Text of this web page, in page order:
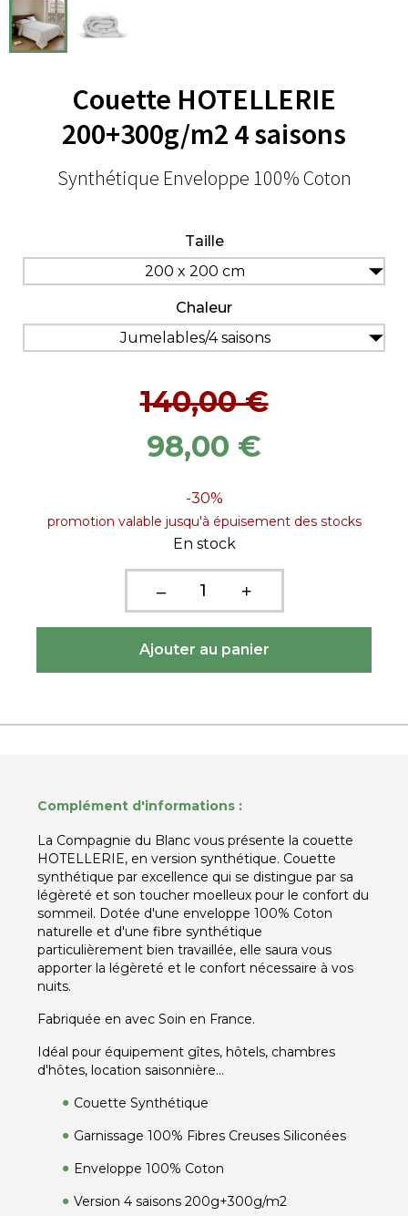
Couette HOTELLERIE
200+300g/m2 4 saisons
Synthétique Enveloppe 100% Coton
Taille
200 x 200 cm
Chaleur
Jumelables/4 saisons
140,00 €
98,00 €
-30%
promotion valable jusqu'à épuisement des stocks
En stock
Complément d'informations :
La Compagnie du Blanc vous présente la couette
HOTELLERIE, en version synthétique. Couette
synthétique par excellence qui se distingue par sa
légèreté et son toucher moelleux pour le confort du
sommeil. Dotée d'une enveloppe 100% Coton
naturelle et d'une fibre synthétique
particulièrement bien travaillée, elle saura vous
apporter la légèreté et le confort nécessaire à vos
nuits.
Fabriquée en avec Soin en France.
Idéal pour équipement gîtes, hôtels, chambres
d'hôtes, location saisonnière...
Couette Synthétique
Garnissage 100% Fibres Creuses Siliconées
Enveloppe 100% Coton
Version 4 saisons 200g+300g/m2